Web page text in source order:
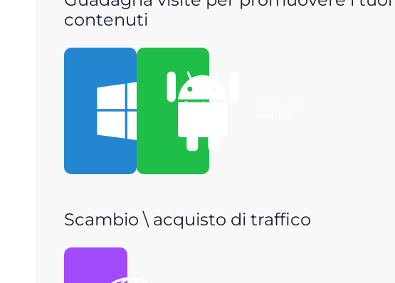
contenuti
Scarica per
Scambio \ acquisto di traffico